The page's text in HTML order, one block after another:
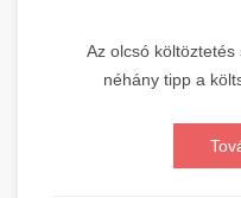
Az olcsó
néhány tipp a